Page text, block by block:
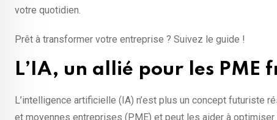
votre quotidien.
Prêt à transformer votre entreprise ? Suivez le guide !
L’IA, un allié pour les PME
L’intelligence artificielle (IA) n’est plus un concept futuriste
et moyennes entreprises (PME) et peut les aider à